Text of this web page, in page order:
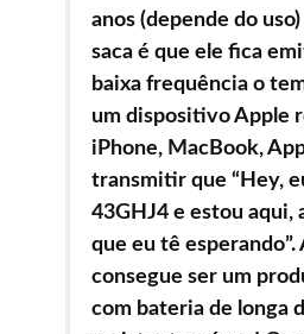
anos (depende do uso)
saca é que ele fica
baixa frequência o
um dispositivo Apple
iPhone, MacBook,
transmitir que “Hey,
43GHJ4 e estou aqui,
que eu tê esperando”.
consegue ser um
com bateria de longa